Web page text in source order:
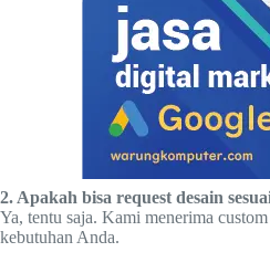
2. Apakah bisa request desain
Ya, tentu saja. Kami menerima custom
kebutuhan Anda.